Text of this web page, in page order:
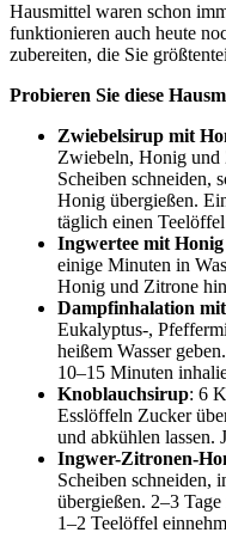
Hausmittel waren schon
funktionieren auch heute
zubereiten, die Sie
Probieren Sie diese
Zwiebelsirup mit
Zwiebeln, Honig
Scheiben schneiden,
Honig übergießen.
täglich einen
Ingwertee mit
einige Minuten in
Honig und Zitrone
Dampfinhalation mit
Eukalyptus-,
heißem Wasser
10–15 Minuten
Knoblauchsirup: 6
Esslöffeln Zucker
und abkühlen lassen.
Ingwer-Zitronen-
Scheiben schneiden,
übergießen. 2–3
1–2 Teelöffel